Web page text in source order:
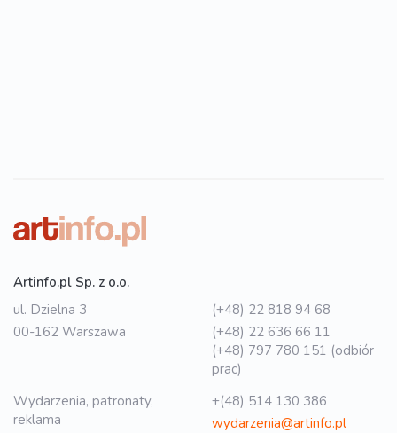
Artinfo.pl Sp. z o.o.
ul. Dzielna 3
00-162 Warszawa
(+48) 22 818 94 68
(+48) 22 636 66 11
(+48) 797 780 151 (odbiór
prac)
Wydarzenia, patronaty,
reklama
+(48) 514 130 386
wydarzenia@artinfo.pl